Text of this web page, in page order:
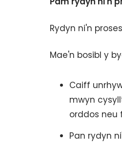
Rydyn ni'n
Mae'n bosibl y
Caiff
mwyn
orddos neu
Pan rydyn